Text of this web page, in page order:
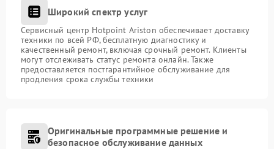
Широкий спектр услуг
Сервисный центр Hotpoint Ariston обеспечивает доставку
техники по всей РФ, бесплатную диагностику и
качественный ремонт, включая срочный ремонт. Клиенты
могут отслеживать статус ремонта онлайн. Также
предоставляется постгарантийное обслуживание для
продления срока службы техники
Оригинальные программные решение и
безопасное обслуживание данных